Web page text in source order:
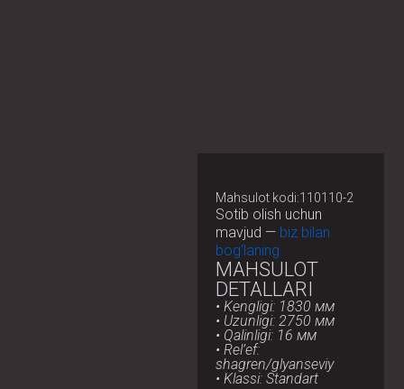
Mahsulot kodi:110110-2
Sotib olish uchun
mavjud — biz bilan
bog‘laning
MAHSULOT
DETALLARI
• Kengligi: 1830 мм
• Uzunligi: 2750 мм
• Qalinligi: 16 мм
• Rel’ef:
shagren/glyanseviy
• Klassi: Standart